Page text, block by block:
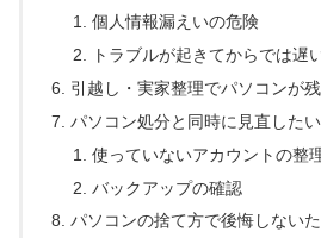
個人情報漏えいの危険
トラブルが起きてからでは遅
引越し・実家整理でパソコンが
パソコン処分と同時に見直した
使っていないアカウントの整
バックアップの確認
パソコンの捨て方で後悔しない